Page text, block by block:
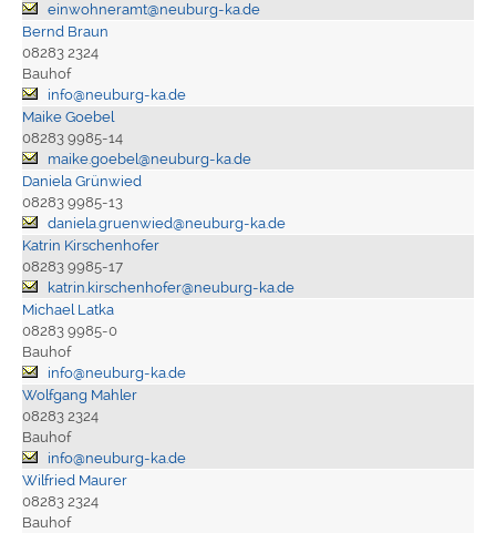
einwohneramt@neuburg-ka.de
Bernd Braun
08283 2324
Bauhof
info@neuburg-ka.de
Maike Goebel
08283 9985-14
maike.goebel@neuburg-ka.de
Daniela Grünwied
08283 9985-13
daniela.gruenwied@neuburg-ka.de
Katrin Kirschenhofer
08283 9985-17
katrin.kirschenhofer@neuburg-ka.de
Michael Latka
08283 9985-0
Bauhof
info@neuburg-ka.de
Wolfgang Mahler
08283 2324
Bauhof
info@neuburg-ka.de
Wilfried Maurer
08283 2324
Bauhof